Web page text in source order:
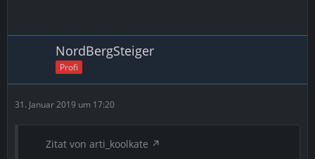
NordBergSteiger
Profi
31. Januar 2019 um 17:20
Zitat von arti_koolkate